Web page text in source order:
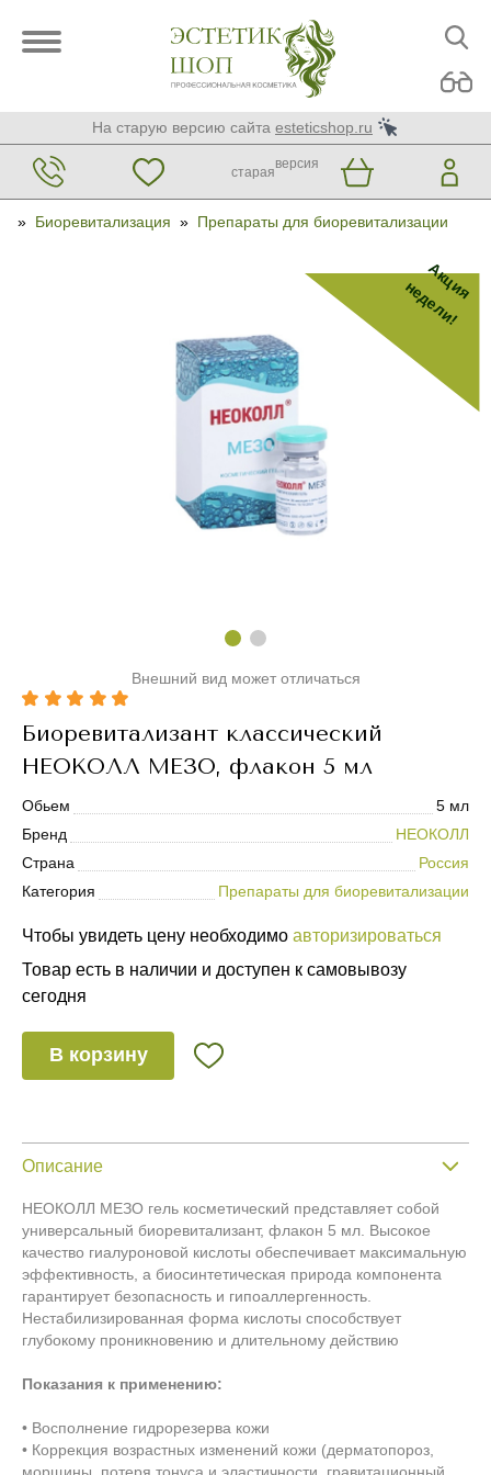
На старую версию сайта esteticshop.ru
старая
версия
» Биоревитализация » Препараты для биоревитализации
Акция
недели!
Внешний вид может отличаться
Биоревитализант классический
НЕОКОЛЛ МЕЗО, флакон 5 мл
Обьем
5 мл
Бренд
НЕОКОЛЛ
Страна
Россия
Категория
Препараты для биоревитализации
Чтобы увидеть цену необходимо авторизироваться
Товар есть в наличии и доступен к самовывозу
сегодня
В корзину
Описание
НЕОКОЛЛ МЕЗО гель косметический представляет собой
универсальный биоревитализант, флакон 5 мл. Высокое
качество гиалуроновой кислоты обеспечивает максимальную
эффективность, а биосинтетическая природа компонента
гарантирует безопасность и гипоаллергенность.
Нестабилизированная форма кислоты способствует
глубокому проникновению и длительному действию
Показания к применению:
• Восполнение гидрорезерва кожи
• Коррекция возрастных изменений кожи (дерматопороз,
морщины, потеря тонуса и эластичности, гравитационный